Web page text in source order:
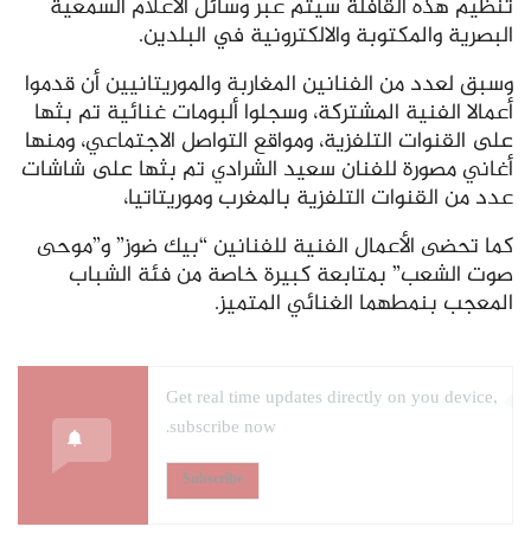
تنظيم هذه القافلة سيتم عبر وسائل الاعلام السمعية
البصرية والمكتوبة والالكترونية في البلدين.
وسبق لعدد من الفنانين المغاربة والموريتانيين أن قدموا
أعمالا الفنية المشتركة، وسجلوا ألبومات غنائية تم بثها
على القنوات التلفزية، ومواقع التواصل الاجتماعي، ومنها
أغاني مصورة للفنان سعيد الشرادي تم بثها على شاشات
عدد من القنوات التلفزية بالمغرب وموريتاتيا،
كما تحضى الأعمال الفنية للفنانين “بيك ضوز” و”موحى
صوت الشعب” بمتابعة كبيرة خاصة من فئة الشباب
المعجب بنمطهما الغنائي المتميز.
Get real time updates directly on you device,
subscribe now.
Subscribe